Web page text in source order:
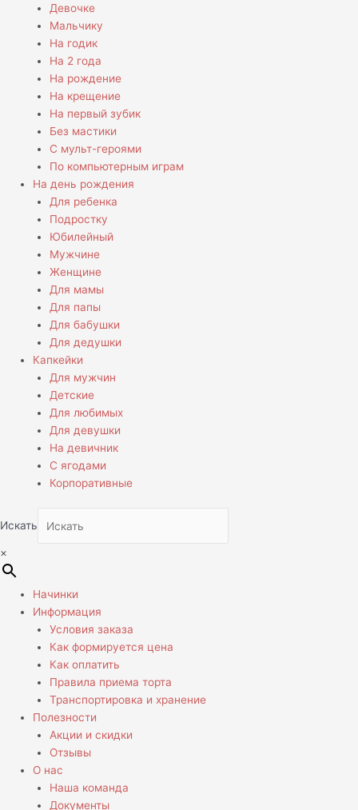
Девочке
Мальчику
На годик
На 2 года
На рождение
На крещение
На первый зубик
Без мастики
С мульт-героями
По компьютерным играм
На день рождения
Для ребенка
Подростку
Юбилейный
Мужчине
Женщине
Для мамы
Для папы
Для бабушки
Для дедушки
Капкейки
Для мужчин
Детские
Для любимых
Для девушки
На девичник
С ягодами
Корпоративные
Искать
×
Начинки
Информация
Условия заказа
Как формируется цена
Как оплатить
Правила приема торта
Транспортировка и хранение
Полезности
Акции и скидки
Отзывы
О нас
Наша команда
Документы